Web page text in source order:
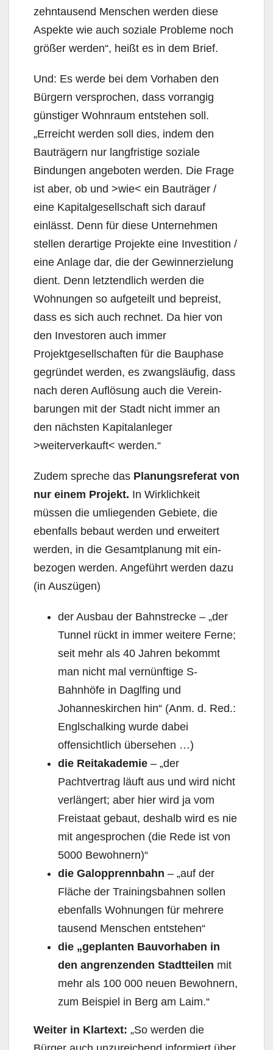
zehntausend Menschen wer­den diese
Aspekte wie auch soziale Probleme noch
größer werden“, heißt es in dem Brief.
Und: Es werde bei dem Vorhaben den
Bürgern versprochen, dass vorrangig
günstiger Wohnraum entstehen soll.
„Erreicht werden soll dies, indem den
Bauträgern nur langfristige soziale
Bindungen angeboten werden. Die Frage
ist aber, ob und >wie< ein Bauträger /
eine Kapitalgesellschaft sich darauf
einlässt. Denn für diese Unternehmen
stellen derartige Projekte eine Investition /
eine Anla­ge dar, die der Gewinnerzielung
dient. Denn letztendlich werden die
Wohnungen so aufgeteilt und bepreist,
dass es sich auch rechnet. Da hier von
den Investoren auch immer
Projektgesellschaften für die Bauphase
gegründet werden, es zwangsläufig, dass
nach deren Auflösung auch die Verein­
barungen mit der Stadt nicht immer an
den nächsten Kapitalanleger
>weiterverkauft< werden.“
Zudem spreche das Planungsreferat von
nur einem Projekt. In Wirklichkeit
müssen die umlie­genden Gebiete, die
ebenfalls bebaut werden und erweitert
werden, in die Gesamtplanung mit ein­
bezogen werden. Angeführt werden dazu
(in Auszügen)
der Ausbau der Bahnstrecke – „der
Tunnel rückt in immer weitere Ferne;
seit mehr als 40 Jahren bekommt
man nicht mal vernünftige S-
Bahnhöfe in Daglfing und
Johanneskirchen hin“ (Anm. d. Red.:
Englschalking wurde dabei
offensichtlich übersehen …)
die Reitakademie – „der
Pachtvertrag läuft aus und wird nicht
verlängert; aber hier wird ja vom
Freistaat gebaut, deshalb wird es nie
mit angesprochen (die Rede ist von
5000 Bewohnern)“
die Galopprennbahn – „auf der
Fläche der Trainingsbahnen sollen
ebenfalls Wohnungen für mehrere
tausend Menschen entstehen“
die „geplanten Bauvorhaben in
den angrenzenden Stadtteilen mit
mehr als 100 000 neuen Bewohnern,
zum Beispiel in Berg am Laim.“
Weiter in Klartext: „So werden die